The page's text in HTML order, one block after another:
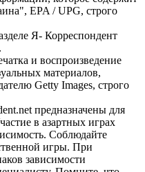
EPA / UPG, строго
Я- Корреспондент
и воспроизведение
материалов,
Getty Images, строго
предназначены для
в азартных играх
Соблюдайте
игры. При
зависимости